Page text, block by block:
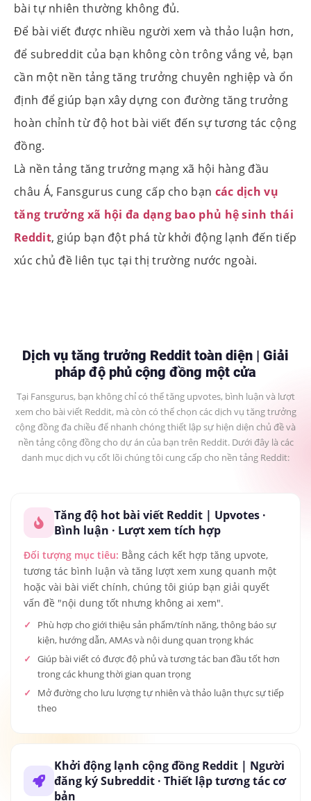
bài tự nhiên thường không đủ.
Để bài viết được nhiều người xem và thảo luận hơn,
để subreddit của bạn không còn trông vắng vẻ, bạn
cần một nền tảng tăng trưởng chuyên nghiệp và ổn
định để giúp bạn xây dựng con đường tăng trưởng
hoàn chỉnh từ độ hot bài viết đến sự tương tác cộng
đồng.
Là nền tảng tăng trưởng mạng xã hội hàng đầu
châu Á, Fansgurus cung cấp cho bạn các dịch vụ
tăng trưởng xã hội đa dạng bao phủ hệ sinh thái
Reddit, giúp bạn đột phá từ khởi động lạnh đến tiếp
xúc chủ đề liên tục tại thị trường nước ngoài.
Dịch vụ tăng trưởng Reddit toàn diện | Giải
pháp độ phủ cộng đồng một cửa
Tại Fansgurus, bạn không chỉ có thể tăng upvotes, bình luận và lượt
xem cho bài viết Reddit, mà còn có thể chọn các dịch vụ tăng trưởng
cộng đồng đa chiều để nhanh chóng thiết lập sự hiện diện chủ đề và
nền tảng cộng đồng cho dự án của bạn trên Reddit. Dưới đây là các
danh mục dịch vụ cốt lõi chúng tôi cung cấp cho nền tảng Reddit:
Tăng độ hot bài viết Reddit | Upvotes ·
Bình luận · Lượt xem tích hợp
Đối tượng mục tiêu: Bằng cách kết hợp tăng upvote,
tương tác bình luận và tăng lượt xem xung quanh một
hoặc vài bài viết chính, chúng tôi giúp bạn giải quyết
vấn đề "nội dung tốt nhưng không ai xem".
Phù hợp cho giới thiệu sản phẩm/tính năng, thông báo sự
kiện, hướng dẫn, AMAs và nội dung quan trọng khác
Giúp bài viết có được độ phủ và tương tác ban đầu tốt hơn
trong các khung thời gian quan trọng
Mở đường cho lưu lượng tự nhiên và thảo luận thực sự tiếp
theo
Khởi động lạnh cộng đồng Reddit | Người
đăng ký Subreddit · Thiết lập tương tác cơ
bản